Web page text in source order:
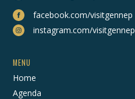
facebook.com/visitgennep
instagram.com/visitgennep
MENU
Home
Agenda